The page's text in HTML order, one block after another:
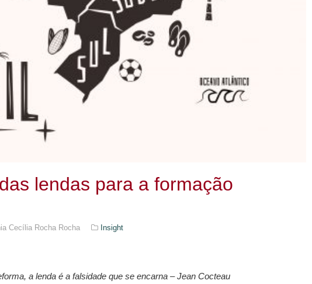
lendas para a formação
Cecília Rocha Rocha Insight
a lenda é a falsidade que se encarna –Jean Cocteau